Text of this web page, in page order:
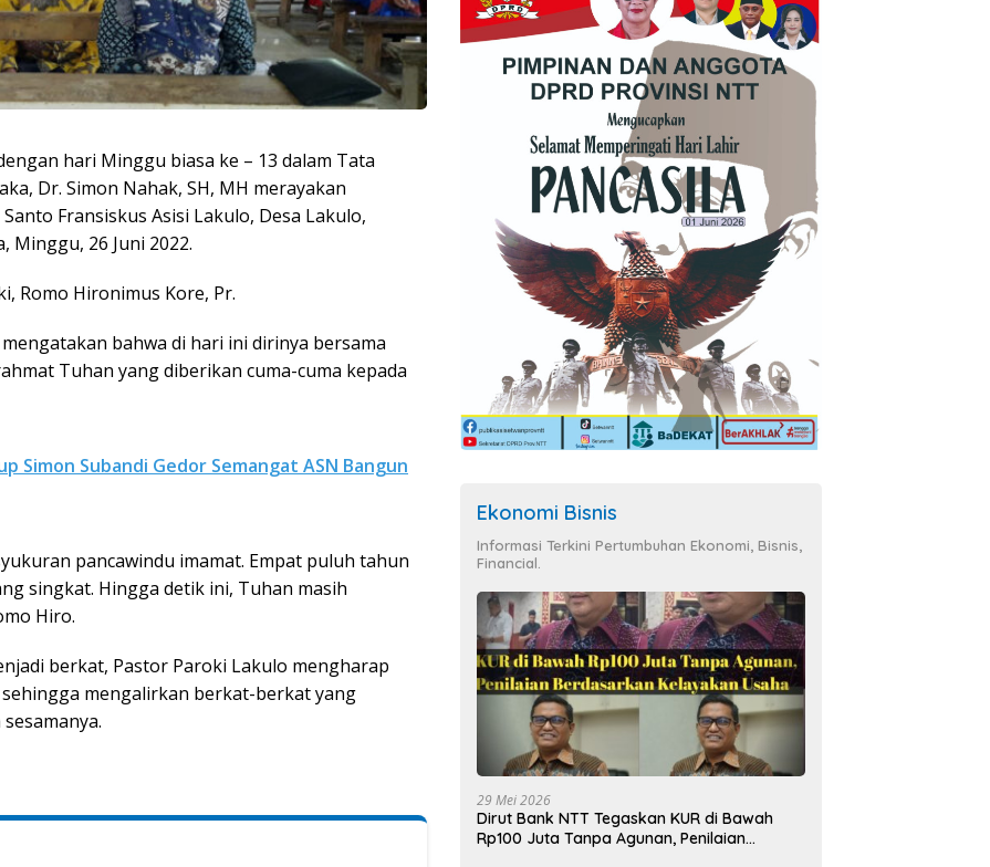
hari Minggu biasa ke – 13 dalam Tata
Dr. Simon Nahak, SH, MH merayakan
Fransiskus Asisi Lakulo, Desa Lakulo,
Minggu, 26 Juni 2022.
Romo Hironimus Kore, Pr.
bahwa di hari ini dirinya bersama
Tuhan yang diberikan cuma-cuma kepada
Simon Subandi Gedor Semangat ASN Bangun
pancawindu imamat. Empat puluh tahun
singkat. Hingga detik ini, Tuhan masih
Hiro.
berkat, Pastor Paroki Lakulo mengharap
mengalirkan berkat-berkat yang
Ekonomi Bisnis
Informasi Terkini Pertumbuhan Ekonomi, Bisnis,
Financial.
29 Mei 2026
Dirut Bank NTT Tegaskan KUR di Bawah
Rp100 Juta Tanpa Agunan, Penilaian